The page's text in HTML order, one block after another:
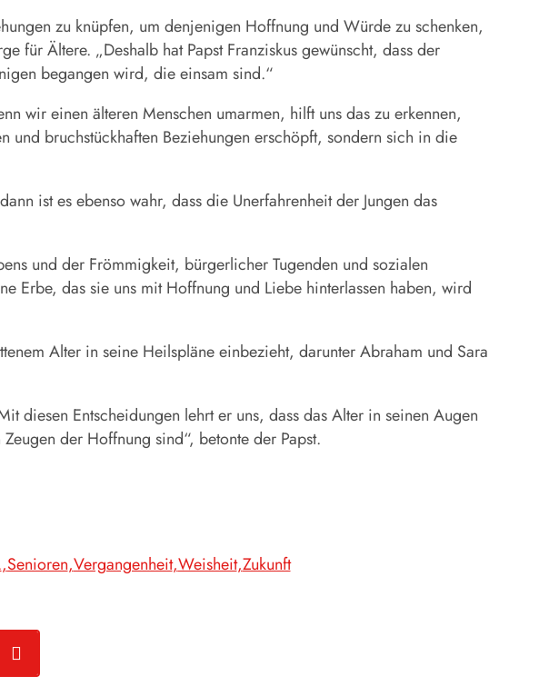
zu knüpfen, um denjenigen Hoffnung und Würde zu schenken,
für Ältere. „Deshalb hat Papst Franziskus gewünscht, dass der
begangen wird, die einsam sind.“
wir einen älteren Menschen umarmen, hilft uns das zu erkennen,
bruchstückhaften Beziehungen erschöpft, sondern sich in die
ist es ebenso wahr, dass die Unerfahrenheit der Jungen das
und der Frömmigkeit, bürgerlicher Tugenden und sozialen
Erbe, das sie uns mit Hoffnung und Liebe hinterlassen haben, wird
Alter in seine Heilspläne einbezieht, darunter Abraham und Sara
diesen Entscheidungen lehrt er uns, dass das Alter in seinen Augen
der Hoffnung sind“, betonte der Papst.
Senioren Vergangenheit Weisheit Zukunft